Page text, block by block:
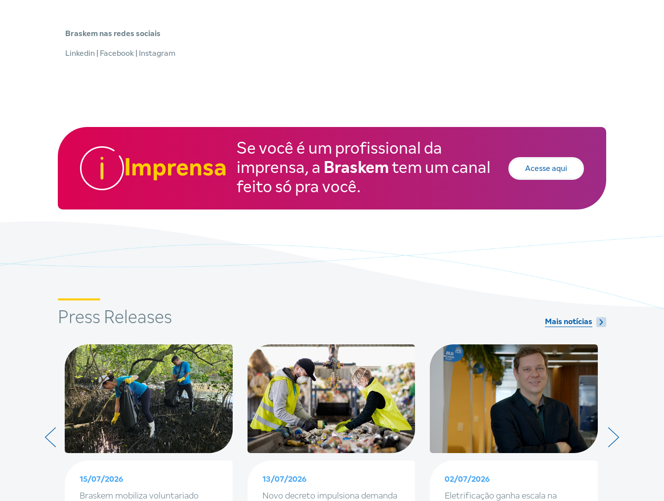
Braskem nas redes sociais
Linkedin Facebook Instagram
Imprensa
Se você é um profissional da
imprensa, a Braskem tem um canal
feito só pra você.
Acesse aqui
Press Releases Mais notícias
15/07/2026
Braskem mobiliza voluntariado
13/07/2026
Novo decreto impulsiona demanda
02/07/2026
Eletrificação ganha escala na